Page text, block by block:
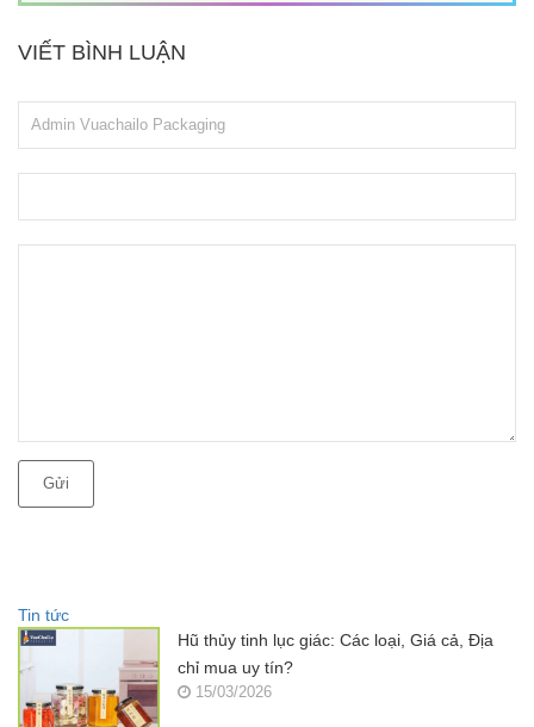
VIẾT BÌNH LUẬN
Gửi
Tin tức
Hũ thủy tinh lục giác: Các loại, Giá cả, Địa
chỉ mua uy tín?
15/03/2026